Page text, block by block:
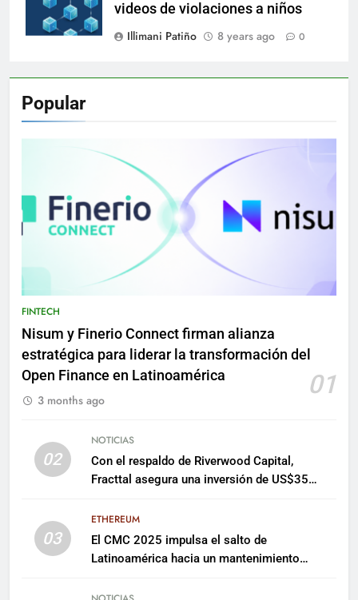
videos de violaciones a niños
Illimani Patiño
8 years ago 0
Popular
FINTECH
Nisum y Finerio Connect firman alianza
estratégica para liderar la transformación del
Open Finance en Latinoamérica
01
3 months ago
02
NOTICIAS
Con el respaldo de Riverwood Capital,
Fracttal asegura una inversión de US$35
03
ETHEREUM
El CMC 2025 impulsa el salto de
Latinoamérica hacia un mantenimiento